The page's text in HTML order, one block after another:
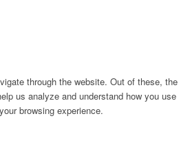
through the website. Out of these,
us analyze and understand how you
browsing experience.